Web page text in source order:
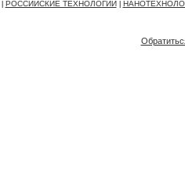
РОССИЙСКИЕ ТЕХНОЛОГИИ